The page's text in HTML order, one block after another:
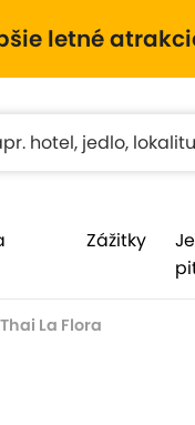
letné
Zážitky
Thai La Flora